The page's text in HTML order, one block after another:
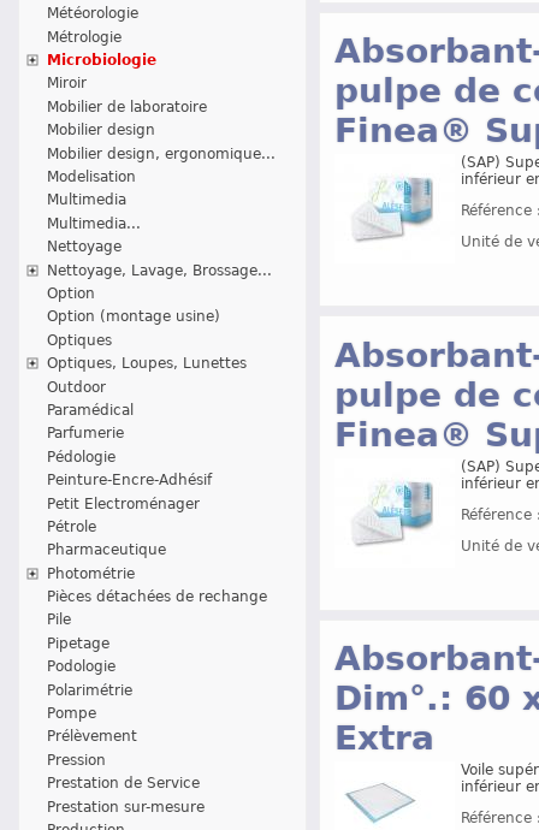
Météorologie
Métrologie
Microbiologie
Miroir
Mobilier de laboratoire
Mobilier design
Mobilier design, ergonomique...
Modelisation
Multimedia
Multimedia...
Nettoyage
Nettoyage, Lavage, Brossage...
Option
Option (montage usine)
Optiques
Optiques, Loupes, Lunettes
Outdoor
Paramédical
Parfumerie
Pédologie
Peinture-Encre-Adhésif
Petit Electroménager
Pétrole
Pharmaceutique
Photométrie
Pièces détachées de rechange
Pile
Pipetage
Podologie
Polarimétrie
Pompe
Prélèvement
Pression
Prestation de Service
Prestation sur-mesure
pulpe de
Finea®
(SAP)
inférieur
Unité de
pulpe de
Finea®
(SAP)
inférieur
Unité de
Dim°.: 60
Extra
Voile
inférieur